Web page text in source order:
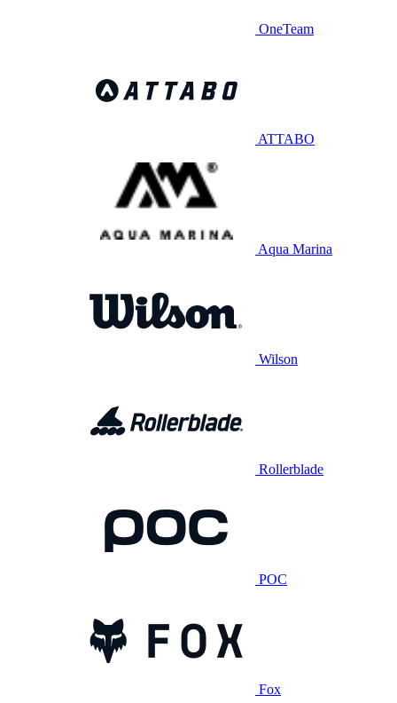
OneTeam
ATTABO
Aqua Marina
Wilson
Rollerblade
POC
Fox